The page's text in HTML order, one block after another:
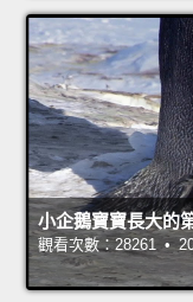
小企鵝寶寶長大的
觀看次數：28261 •